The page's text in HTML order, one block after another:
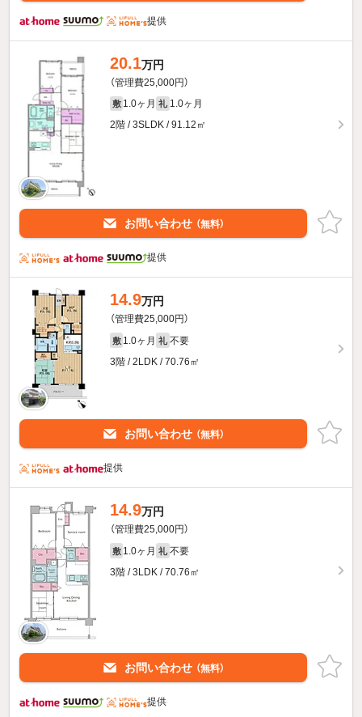
提供
20.1万円
（管理費25,000円）
敷 1.0ヶ月 礼 1.0ヶ月
2階 / 3SLDK / 91.12㎡
お問い合わせ （無料）
提供
14.9万円
（管理費25,000円）
敷 1.0ヶ月 礼 不要
3階 / 2LDK / 70.76㎡
お問い合わせ （無料）
提供
14.9万円
（管理費25,000円）
敷 1.0ヶ月 礼 不要
3階 / 3LDK / 70.76㎡
お問い合わせ （無料）
提供